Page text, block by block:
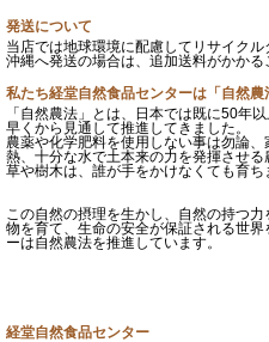
発送について
当店では地球環境に配慮してリサイク
沖縄へ発送の場合は、追加送料がかかる
私たち経堂自然食品センターは「自然農
「自然農法」とは、日本では既に50年
早くから見通して推進してきました。
農薬や化学肥料を使用しない事は勿論
熱、十分な水で土本来の力を発揮させる
草や樹木は、誰が手をかけなくても育ち
この自然の摂理を生かし、自然の持つ
物を育て、生命の安全が保証される世
ーは自然農法を推進しています。
経堂自然食品センター